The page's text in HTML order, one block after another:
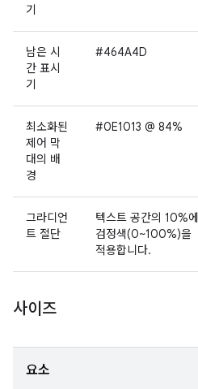
기
남은 시
간 표시
기
#464A4D
최소화된
제어 막
대의 배
경
#0E1013 @ 84%
그라디언
트 절단
텍스트 공간의 10%에
검정색(0~100%)을
적용합니다.
사이즈
요소